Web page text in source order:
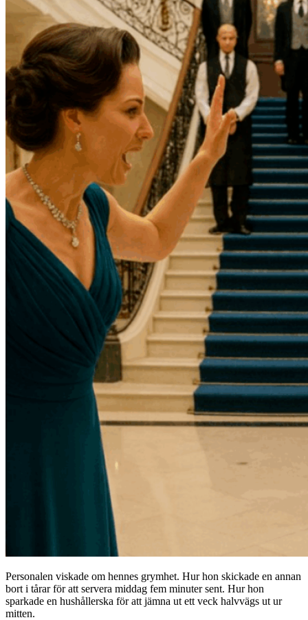
Personalen viskade om hennes grymhet. Hur hon skickade en annan
bort i tårar för att servera middag fem minuter sent. Hur hon
sparkade en hushållerska för att jämna ut ett veck halvvägs ut ur
mitten.